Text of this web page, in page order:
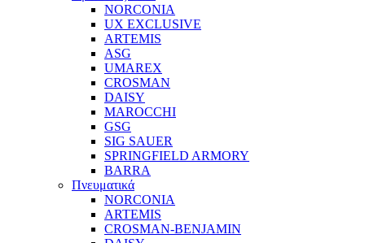
NORCONIA
UX EXCLUSIVE
ARTEMIS
ASG
UMAREX
CROSMAN
DAISY
MAROCCHI
GSG
SIG SAUER
SPRINGFIELD ARMORY
BARRA
Πνευματικά
NORCONIA
ARTEMIS
CROSMAN-BENJAMIN